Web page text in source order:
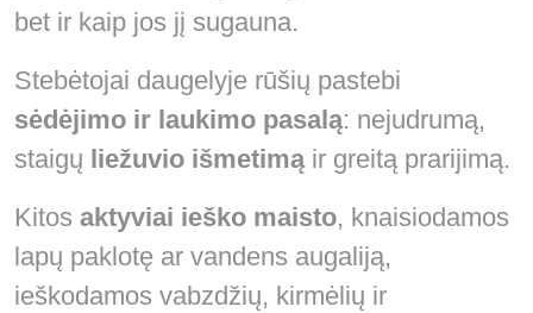
bet ir kaip jos jį sugauna.
Stebėtojai daugelyje rūšių pastebi
sėdėjimo ir laukimo pasalą: nejudrumą,
staigų liežuvio išmetimąir greitą prarijimą.
Kitos aktyviai ieško maisto, knaisiodamos
lapų paklotę ar vandens augaliją,
ieškodamos vabzdžių, kirmėlių ir